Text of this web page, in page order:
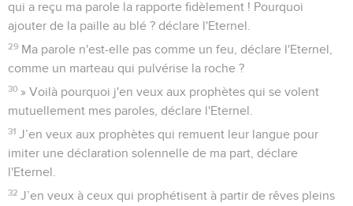
qui a reçu ma parole la rapporte fidèlement ! Pourquoi
ajouter de la paille au blé ? déclare l'Eternel.
29 Ma parole n'est-elle pas comme un feu, déclare l'Eternel,
comme un marteau qui pulvérise la roche ?
30 » Voilà pourquoi j'en veux aux prophètes qui se volent
mutuellement mes paroles, déclare l'Eternel.
31 J’en veux aux prophètes qui remuent leur langue pour
imiter une déclaration solennelle de ma part, déclare
l'Eternel.
32 J’en veux à ceux qui prophétisent à partir de rêves pleins